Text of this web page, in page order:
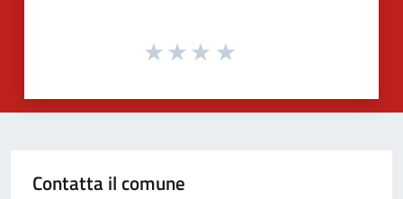
Contatta il comune